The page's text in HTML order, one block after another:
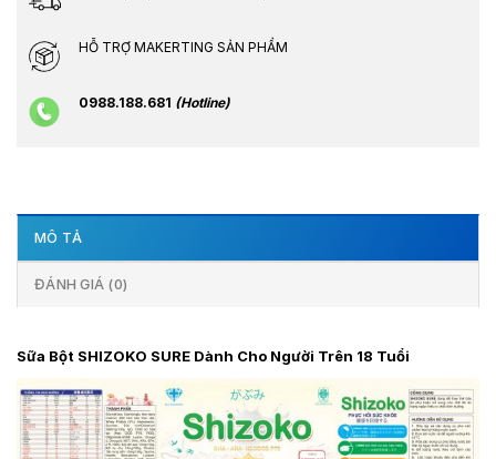
HỖ TRỢ MAKERTING SẢN PHẨM
0988.188.681 (Hotline)
MÔ TẢ
ĐÁNH GIÁ (0)
Sữa Bột SHIZOKO SURE Dành Cho Người Trên 18 Tuổi